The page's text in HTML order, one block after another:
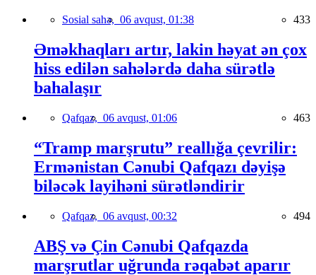
Sosial sahə, 06 avqust, 01:38 433
Əməkhaqları artır, lakin həyat ən çox
hiss edilən sahələrdə daha sürətlə
bahalaşır
Qafqaz, 06 avqust, 01:06 463
“Tramp marşrutu” reallığa çevrilir:
Ermənistan Cənubi Qafqazı dəyişə
biləcək layihəni sürətləndirir
Qafqaz, 06 avqust, 00:32 494
ABŞ və Çin Cənubi Qafqazda
marşrutlar uğrunda rəqabət aparır